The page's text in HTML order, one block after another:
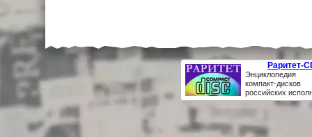
Раритет-
Энциклопедия
компакт-дисков
российских